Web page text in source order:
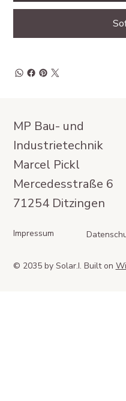
MP Bau- und
Industrietechnik
Marcel Pickl
Mercedesstraße 6
71254 Ditzingen
Impressum
© 2035 by Solar.I. Built on